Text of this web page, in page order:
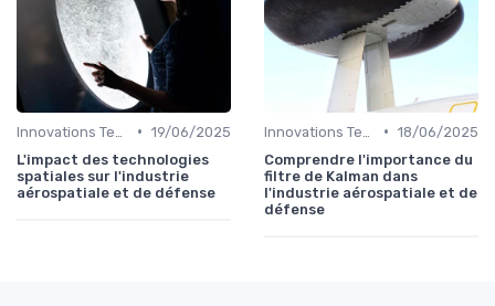
• 19/06/2025
L'impact des technologies
spatiales sur l'industrie
aérospatiale et de défense
• 18/06/2025
Comprendre l'importance du
filtre de Kalman dans
l'industrie aérospatiale et de
défense